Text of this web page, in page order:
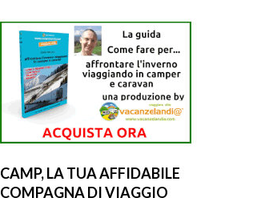
CAMP, LA TUA AFFIDABILE
COMPAGNA DI VIAGGIO